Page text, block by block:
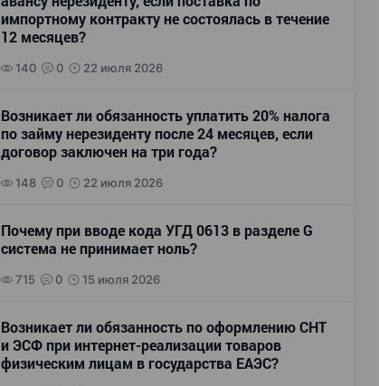
импортному контракту не состоялась в течение
12 месяцев?
140 0 22 июля 2026
Возникает ли обязанность уплатить 20% налога
по займу нерезиденту после 24 месяцев, если
договор заключен на три года?
148 0 22 июля 2026
Почему при вводе кода УГД 0613 в разделе G
система не принимает ноль?
715 0 15 июля 2026
Возникает ли обязанность по оформлению СНТ
и ЭСФ при интернет-реализации товаров
физическим лицам в государства ЕАЭС?